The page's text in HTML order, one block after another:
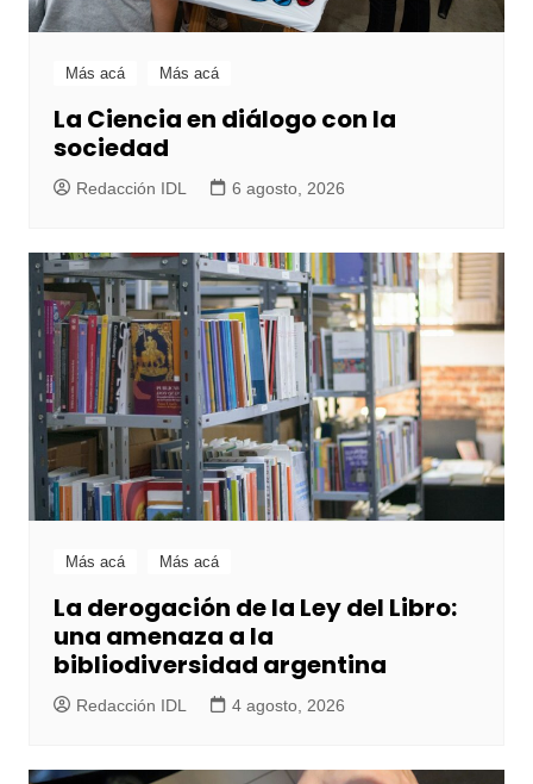
Más acá Más acá
La Ciencia en diálogo con la
sociedad
Redacción IDL 6 agosto, 2026
Más acá Más acá
La derogación de la Ley del Libro:
una amenaza a la
bibliodiversidad argentina
Redacción IDL 4 agosto, 2026